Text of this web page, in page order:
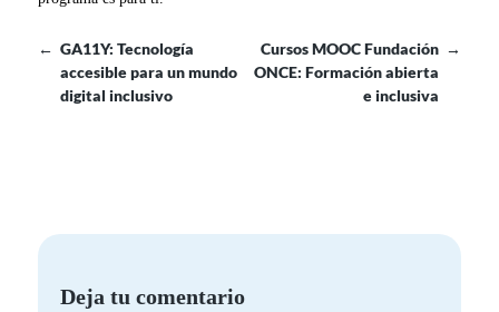
← GA11Y: Tecnología
accesible para un mundo
digital inclusivo
Cursos MOOC Fundación
ONCE: Formación abierta
e inclusiva
→
Deja tu comentario